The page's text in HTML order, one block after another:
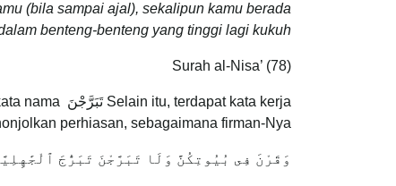
(bila sampai ajal), sekalipun kamu berada
benteng-benteng yang tinggi lagi kukuh.”
Surah al-Nisa’ (78)
perhiasan, sebagaimana firman-Nya:
وَقَرْنَ فِى بُيُوتِكُنَّ وَلَا تَبَرَّجْنَ تَبَرُّجَ